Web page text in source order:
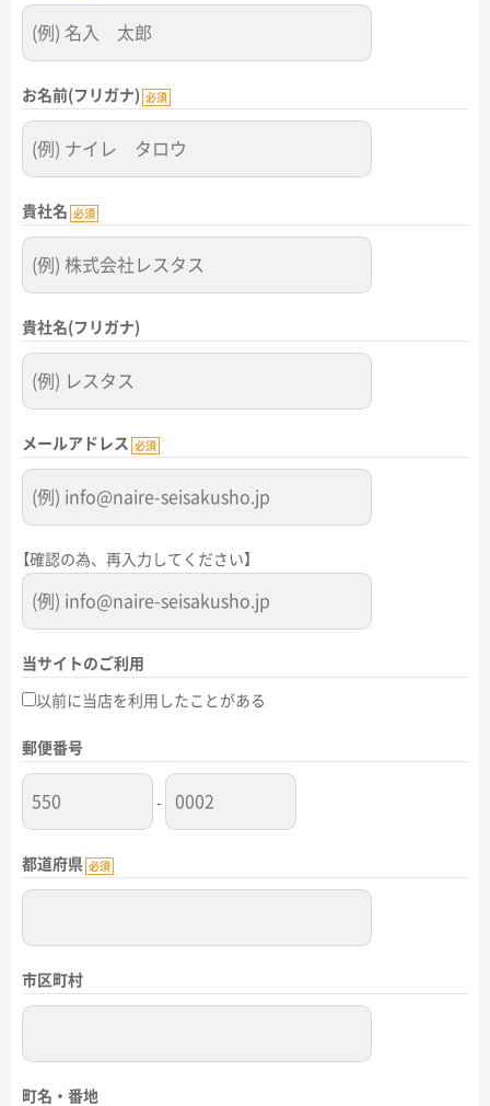
お名前(フリガナ) 必須
貴社名 必須
貴社名(フリガナ)
メールアドレス 必須
【確認の為、再入力してください】
当サイトのご利用
以前に当店を利用したことがある
郵便番号
-
都道府県 必須
市区町村
町名・番地